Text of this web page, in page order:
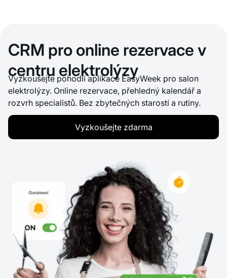
CRM pro online rezervace v
centru elektrolýzy
Vyzkoušejte pohodlí aplikace EasyWeek pro salon
elektrolýzy. Online rezervace, přehledný kalendář a
rozvrh specialistů. Bez zbytečných starostí a rutiny.
Vyzkoušejte zdarma